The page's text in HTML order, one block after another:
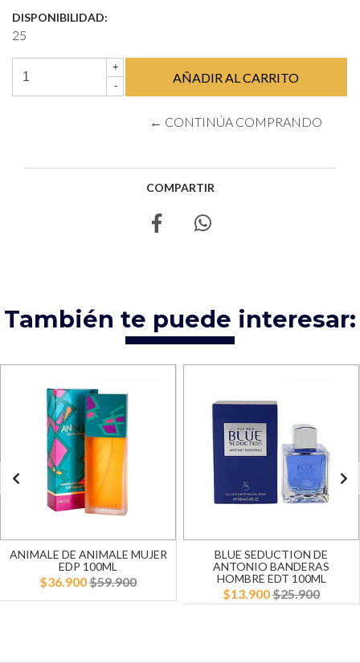
DISPONIBILIDAD:
25
+
-
← CONTINÚA COMPRANDO
COMPARTIR
También te puede interesar:
ANIMALE DE ANIMALE MUJER
EDP 100ML
$36.900$59.900
BLUE SEDUCTION DE
ANTONIO BANDERAS
HOMBRE EDT 100ML
$13.900$25.900